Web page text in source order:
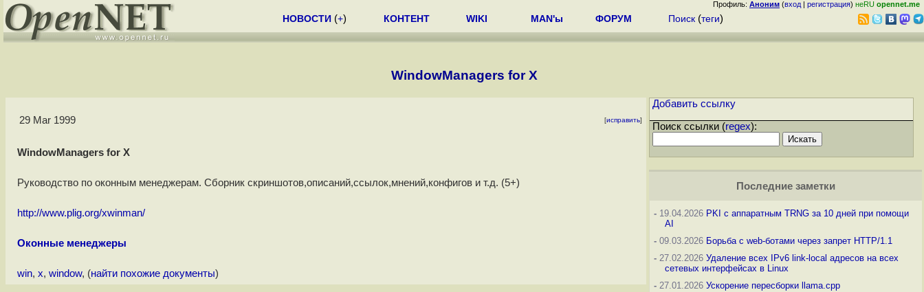
Профиль: Аноним (вход | регистрация) неRU opennet.me
НОВОСТИ (+) КОНТЕНТ WIKI MAN'ы ФОРУМ Поиск (теги)
WindowManagers for X
29 Mar 1999 [исправить]
WindowManagers for X
Руководство по оконным менеджерам. Сборник скриншотов,описаний,ссылок,мнений,конфигов и т.д. (5+)
http://www.plig.org/xwinman/
Оконные менеджеры
win, x, window, (найти похожие документы)
Добавить ссылку
Поиск ссылки (regex):
Последние заметки
- 19.04.2026 PKI с аппаратным TRNG за 10 дней при помощи
AI
- 09.03.2026 Борьба с web-ботами через запрет HTTP/1.1
- 27.02.2026 Удаление всех IPv6 link-local адресов на всех
сетевых интерфейсах в Linux
- 27.01.2026 Ускорение пересборки llama.cpp